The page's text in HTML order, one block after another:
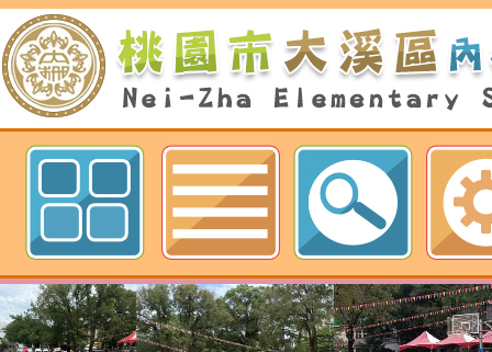
歡迎參觀：桃園市內柵國民小學網
檢送桃園市政府家庭